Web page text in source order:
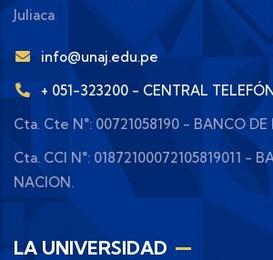
Juliaca
info@unaj.edu.pe
+ 051-323200 - CENTRAL
Cta. Cte N°: 00721058190 - BANCO
Cta. CCI N°: 01872100072105819011 -
NACION.
LA UNIVERSIDAD